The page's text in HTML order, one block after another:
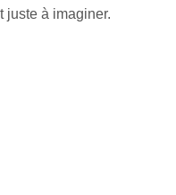
juste à imaginer.